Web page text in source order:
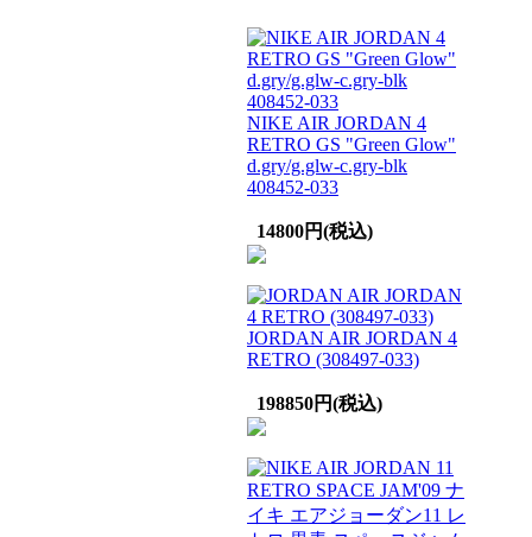
NIKE AIR JORDAN 4
RETRO GS "Green Glow"
d.gry/g.glw-c.gry-blk
408452-033
14800円(税込)
JORDAN AIR JORDAN 4
RETRO (308497-033)
198850円(税込)